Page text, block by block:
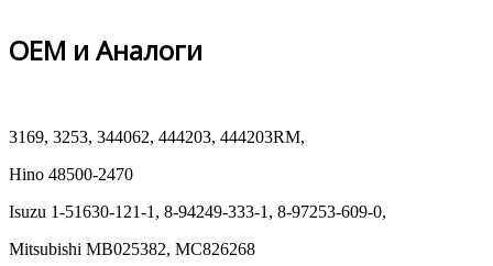
OEM и Аналоги
3169, 3253, 344062, 444203, 444203RM,
Hino 48500-2470
Isuzu 1-51630-121-1, 8-94249-333-1, 8-97253-609-0,
Mitsubishi MB025382, MC826268